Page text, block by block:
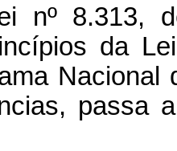
nº 8.313,
da
passa